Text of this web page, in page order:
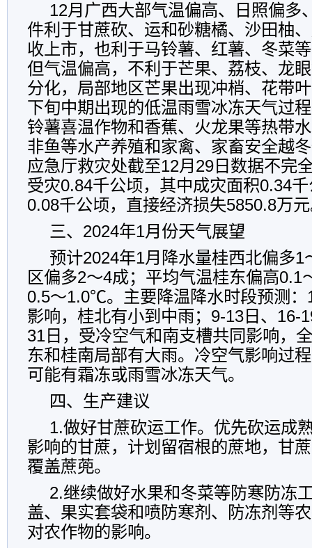
12月广西大部气温偏高、日照偏多
件利于甘蔗砍、运和砂糖橘、沙田柚
收上市，也利于马铃薯、红薯、冬菜
但气温偏高，不利于芒果、荔枝、龙
分化，局部地区芒果出现冲梢、花带
下旬中期出现的低温雨雪冰冻天气过
铃薯喜温作物和香蕉、火龙果等热带
非鱼等水产养殖和家禽、家畜安全越
应急厅救灾处截至12月29日数据不完
受灾0.84千公顷，其中成灾面积0.34
0.08千公顷，直接经济损失5850.8万
三、2024年1月份天气展望
预计2024年1月降水量桂西北偏多1
区偏多2～4成；平均气温桂东偏高
0.5～1.0℃。主要降温降水时段预测：
影响，桂北有小到中雨；9-13日、16-
31日，受冷空气和南支槽共同影响，
东和桂南局部有大雨。冷空气影响过
可能有霜冻或雨雪冰冻天气。
四、生产建议
1.做好甘蔗砍运工作。优先砍运成
影响的甘蔗，计划留宿根的蔗地，甘
覆盖蔗蔸。
2.继续做好水果和冬菜等防寒防冻
盖、果实套袋和喷防寒剂、防冻剂等
对农作物的影响。